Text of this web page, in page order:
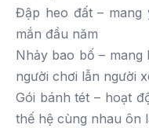
Đập heo đất – mang
mắn đầu năm
Nhảy bao bố – mang
người chơi lẫn người
Gói bánh tét – hoạt
thế hệ cùng nhau ôn